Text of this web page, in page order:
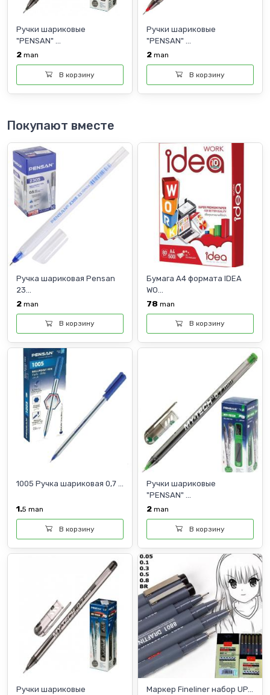
Ручки шариковые
"PENSAN" ...
2 man
В корзину
Ручки шариковые
"PENSAN" ...
2 man
В корзину
Покупают вместе
Ручка шариковая Pensan
23...
2 man
В корзину
Бумага А4 формата IDEA
WO...
78 man
В корзину
1005 Ручка шариковая 0,7 ...
1.5 man
В корзину
Ручки шариковые
"PENSAN" ...
2 man
В корзину
Ручки шариковые Маркер Fineliner набор UP...